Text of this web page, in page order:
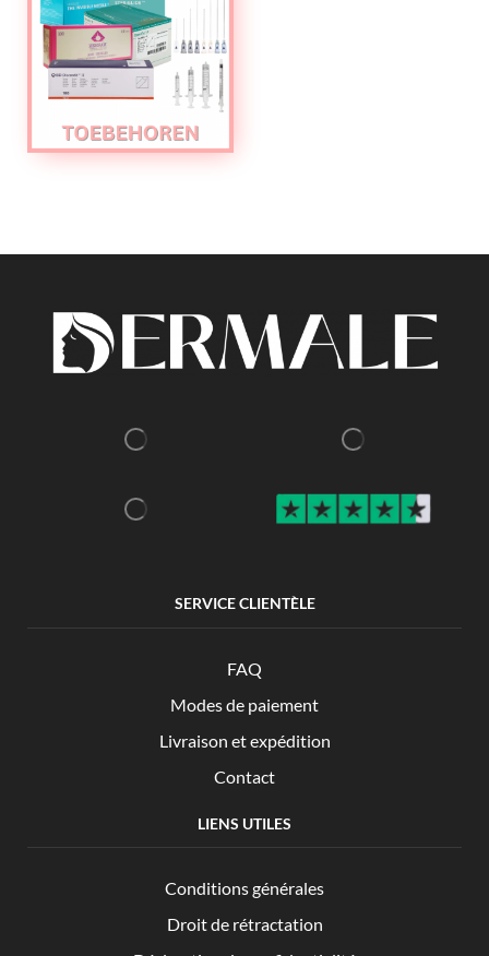
SERVICE CLIENTÈLE
FAQ
Modes de paiement
Livraison et expédition
Contact
LIENS UTILES
Conditions générales
Droit de rétractation